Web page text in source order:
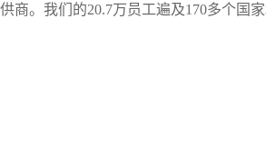
。我们的20.7万员工遍及170多个